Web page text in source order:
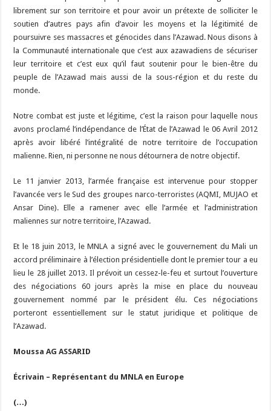
librement sur son territoire et pour avoir un prétexte de solliciter le
soutien d’autres pays afin d’avoir les moyens et la légitimité de
poursuivre ses massacres et génocides dans l’Azawad. Nous disons à
la Communauté internationale que c’est aux azawadiens de sécuriser
leur territoire et c’est eux qu’il faut soutenir pour le bien-être du
peuple de l’Azawad mais aussi de la sous-région et du reste du
monde.
Notre combat est juste et légitime, c’est la raison pour laquelle nous
avons proclamé l’indépendance de l’État de l’Azawad le 06 Avril 2012
après avoir libéré l’intégralité de notre territoire de l’occupation
malienne. Rien, ni personne ne nous détournera de notre objectif.
Le 11 janvier 2013, l’armée française est intervenue pour stopper
l’avancée vers le Sud des groupes narco-terroristes (AQMI, MUJAO et
Ansar Dine). Elle a ramener avec elle l’armée et l’administration
maliennes sur notre territoire, l’Azawad.
Et le 18 juin 2013, le MNLA a signé avec le gouvernement du Mali un
accord préliminaire à l’élection présidentielle dont le premier tour a eu
lieu le 28 juillet 2013. Il prévoit un cessez-le-feu et surtout l’ouverture
des négociations 60 jours après la mise en place du nouveau
gouvernement nommé par le président élu. Ces négociations
porteront essentiellement sur le statut juridique et politique de
l’Azawad.
Moussa AG ASSARID
Écrivain – Représentant du MNLA en Europe
(…)